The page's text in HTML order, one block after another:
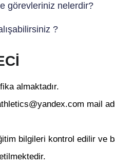
görevleriniz nelerdir?
?
almaktadır.
mail
bilgileri kontrol edilir ve